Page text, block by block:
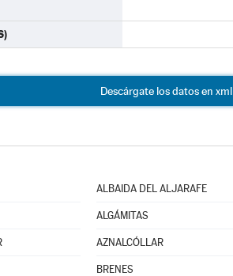
Descárgate los datos en xml
ALBAIDA DEL ALJARAFE
ALGÁMITAS
AZNALCÓLLAR
BRENES